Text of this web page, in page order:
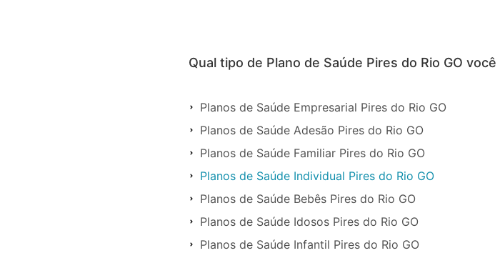
Qual tipo de Plano de Saúde Pires do Rio GO
Planos de Saúde Empresarial Pires do Rio GO
Planos de Saúde Adesão Pires do Rio GO
Planos de Saúde Familiar Pires do Rio GO
Planos de Saúde Individual Pires do Rio GO
Planos de Saúde Bebês Pires do Rio GO
Planos de Saúde Idosos Pires do Rio GO
Planos de Saúde Infantil Pires do Rio GO